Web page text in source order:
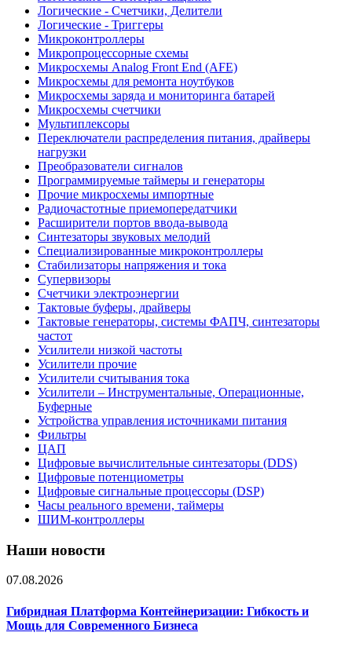
Логические - Счетчики, Делители
Логические - Триггеры
Микроконтроллеры
Микропроцессорные схемы
Микросхемы Analog Front End (AFE)
Микросхемы для ремонта ноутбуков
Микросхемы заряда и мониторинга батарей
Микросхемы счетчики
Мультиплексоры
Переключатели распределения питания, драйверы
нагрузки
Преобразователи сигналов
Программируемые таймеры и генераторы
Прочие микросхемы импортные
Радиочастотные приемопередатчики
Расширители портов ввода-вывода
Синтезаторы звуковых мелодий
Специализированные микроконтроллеры
Стабилизаторы напряжения и тока
Супервизоры
Счетчики электроэнергии
Тактовые буферы, драйверы
Тактовые генераторы, системы ФАПЧ, синтезаторы
частот
Усилители низкой частоты
Усилители прочие
Усилители считывания тока
Усилители – Инструментальные, Операционные,
Буферные
Устройства управления источниками питания
Фильтры
ЦАП
Цифровые вычислительные синтезаторы (DDS)
Цифровые потенциометры
Цифровые сигнальные процессоры (DSP)
Часы реального времени, таймеры
ШИМ-контроллеры
Наши новости
07.08.2026
Гибридная Платформа Контейнеризации: Гибкость и
Мощь для Современного Бизнеса